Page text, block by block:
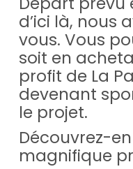
d’ici là, nous
vous. Vous
soit en
profit de La
devenant
le projet.
Découvrez-
magnifique